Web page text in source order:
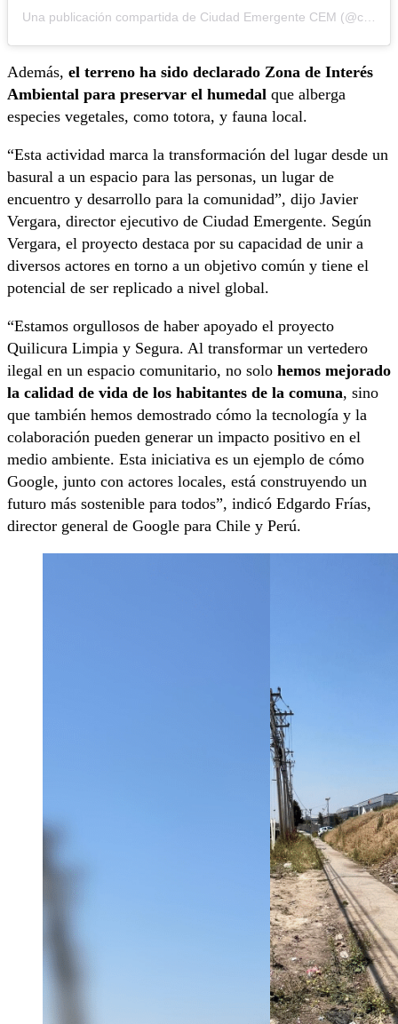
Una publicación compartida de Ciudad Emergente CEM (@ciudademergente)
Además, el terreno ha sido declarado Zona de Interés
Ambiental para preservar el humedal que alberga
especies vegetales, como totora, y fauna local.
“Esta actividad marca la transformación del lugar desde un
basural a un espacio para las personas, un lugar de
encuentro y desarrollo para la comunidad”, dijo Javier
Vergara, director ejecutivo de Ciudad Emergente. Según
Vergara, el proyecto destaca por su capacidad de unir a
diversos actores en torno a un objetivo común y tiene el
potencial de ser replicado a nivel global.
“Estamos orgullosos de haber apoyado el proyecto
Quilicura Limpia y Segura. Al transformar un vertedero
ilegal en un espacio comunitario, no solo hemos mejorado
la calidad de vida de los habitantes de la comuna, sino
que también hemos demostrado cómo la tecnología y la
colaboración pueden generar un impacto positivo en el
medio ambiente. Esta iniciativa es un ejemplo de cómo
Google, junto con actores locales, está construyendo un
futuro más sostenible para todos”, indicó Edgardo Frías,
director general de Google para Chile y Perú.